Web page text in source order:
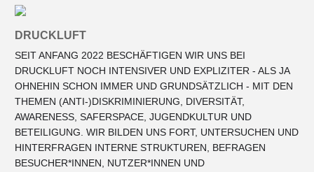
DRUCKLUFT
SEIT ANFANG 2022 BESCHÄFTIGEN WIR UNS BEI
DRUCKLUFT NOCH INTENSIVER UND EXPLIZITER - ALS JA
OHNEHIN SCHON IMMER UND GRUNDSÄTZLICH - MIT DEN
THEMEN (ANTI-)DISKRIMINIERUNG, DIVERSITÄT,
AWARENESS, SAFERSPACE, JUGENDKULTUR UND
BETEILIGUNG. WIR BILDEN UNS FORT, UNTERSUCHEN UND
HINTERFRAGEN INTERNE STRUKTUREN, BEFRAGEN
BESUCHER*INNEN, NUTZER*INNEN UND